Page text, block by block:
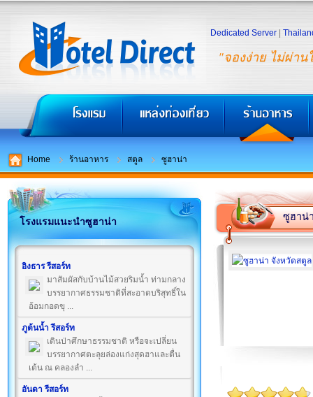
"จองง่าย ไม่ผ่าน
Dedicated Server
Home ร้านอาหาร สตูล ซูฮาน่า
โรงแรมแนะนำซูฮาน่า
อิงธาร รีสอร์ท
มาสัมผัสกับบ้านไม้สวยริมน้ำ ท่ามกลาง
บรรยากาศธรรมชาติที่สะอาดบริสุทธิ์ใน
อ้อมกอดขุ ...
ภูต้นน้ำ รีสอร์ท
เดินป่าศึกษาธรรมชาติ หรือจะเปลี่ยน
บรรยากาศตะลุยล่องแก่งสุดฮาและตื่น
เต้น ณ คลองลำ ...
อันดา รีสอร์ท
ซูฮาน่